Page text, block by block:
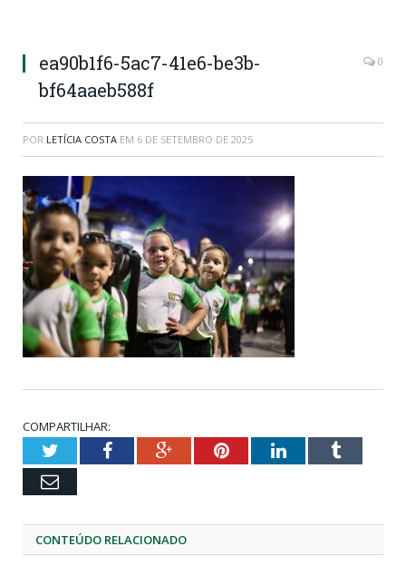
ea90b1f6-5ac7-41e6-be3b-
bf64aaeb588f
0
POR LETÍCIA COSTA EM 6 DE SETEMBRO DE 2025
COMPARTILHAR:
TwitterFacebookGoogle+PinterestLinkedInTumblr
Email
CONTEÚDO RELACIONADO